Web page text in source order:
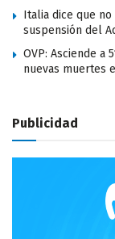
Italia dice que
suspensión del
OVP: Asciende a
nuevas muertes
Publicidad